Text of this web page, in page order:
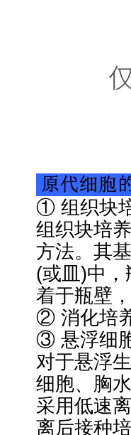
① 组织块
组织块培
方法。其
(或皿)中
着于瓶壁
② 消化培
③ 悬浮细
对于悬浮
细胞、胸
采用低速
离后接种